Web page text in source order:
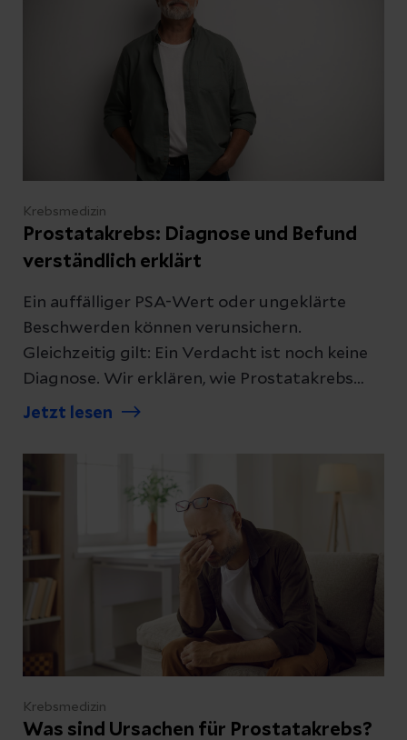
Krebsmedizin
Prostatakrebs: Diagnose und Befund
verständlich erklärt
Ein auffälliger PSA-Wert oder ungeklärte
Beschwerden können verunsichern.
Gleichzeitig gilt: Ein Verdacht ist noch keine
Diagnose. Wir erklären, wie Prostatakrebs
diagnostiziert wird und was die Ergebnisse
Jetzt lesen
Krebsmedizin
Was sind Ursachen für Prostatakrebs?